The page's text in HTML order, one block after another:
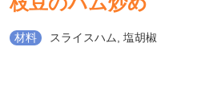
材料 スライスハム, 塩胡椒